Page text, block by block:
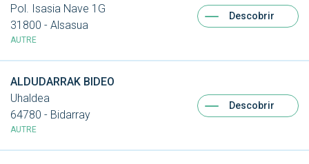
Pol. Isasia Nave 1G
31800 - Alsasua
AUTRE
Descobrir
ALDUDARRAK BIDEO
Uhaldea
64780 - Bidarray
AUTRE
Descobrir